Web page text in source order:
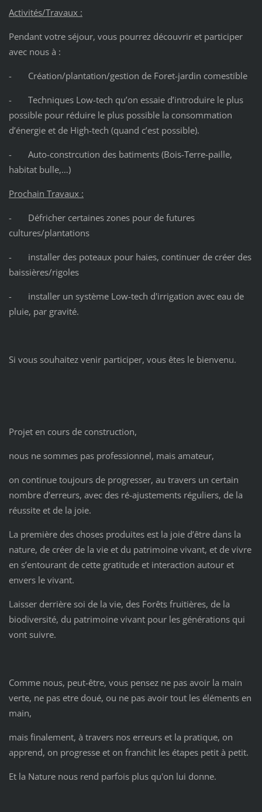
Activités/Travaux :
Pendant votre séjour, vous pourrez découvrir et participer
avec nous à :
- Création/plantation/gestion de Foret-jardin comestible
- Techniques Low-tech qu’on essaie d’introduire le plus
possible pour réduire le plus possible la consommation
d’énergie et de High-tech (quand c’est possible).
- Auto-constrcution des batiments (Bois-Terre-paille,
habitat bulle,…)
Prochain Travaux :
- Défricher certaines zones pour de futures
cultures/plantations
- installer des poteaux pour haies, continuer de créer des
baissières/rigoles
- installer un système Low-tech d'irrigation avec eau de
pluie, par gravité.
Si vous souhaitez venir participer, vous êtes le bienvenu.
Projet en cours de construction,
nous ne sommes pas professionnel, mais amateur,
on continue toujours de progresser, au travers un certain
nombre d’erreurs, avec des ré-ajustements réguliers, de la
réussite et de la joie.
La première des choses produites est la joie d’être dans la
nature, de créer de la vie et du patrimoine vivant, et de vivre
en s’entourant de cette gratitude et interaction autour et
envers le vivant.
Laisser derrière soi de la vie, des Forêts fruitières, de la
biodiversité, du patrimoine vivant pour les générations qui
vont suivre.
Comme nous, peut-être, vous pensez ne pas avoir la main
verte, ne pas etre doué, ou ne pas avoir tout les éléments en
main,
mais finalement, à travers nos erreurs et la pratique, on
apprend, on progresse et on franchit les étapes petit à petit.
Et la Nature nous rend parfois plus qu'on lui donne.